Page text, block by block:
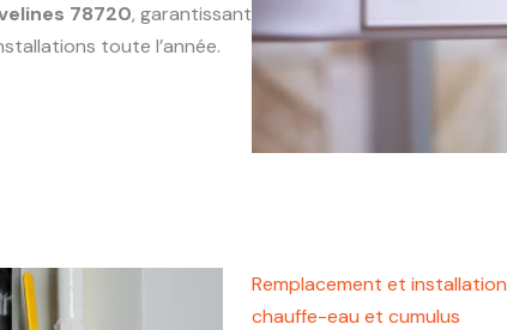
78720, garantissant
toute l’année.
Remplacement et
chauffe-eau et cumulus